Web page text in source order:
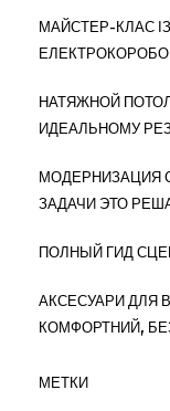
МАЙСТЕР-КЛАС
НАТЯЖНОЙ
ИДЕАЛЬНОМУ
МОДЕРНИЗАЦИЯ
ЗАДАЧИ ЭТО
ПОЛНЫЙ ГИД
АКСЕСУАРИ ДЛЯ
КОМФОРТНИЙ,
МЕТКИ